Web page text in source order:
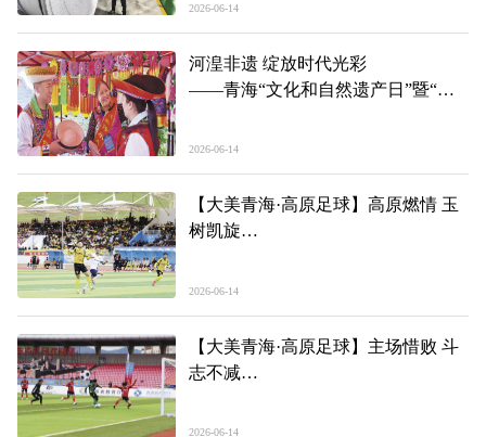
2026-06-14
河湟非遗 绽放时代光彩
——青海“文化和自然遗产日”暨“非
2026-06-14
【大美青海·高原足球】高原燃情 玉
树凯旋
2026-06-14
【大美青海·高原足球】主场惜败 斗
志不减
场见闻
2026-06-14